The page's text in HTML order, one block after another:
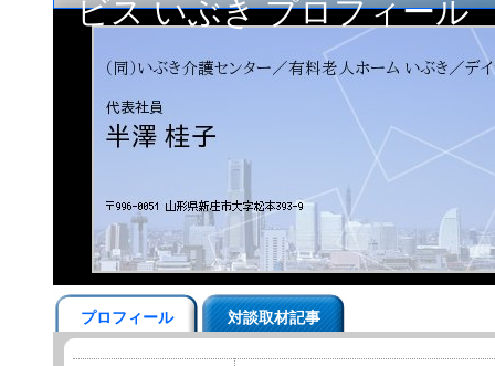
ビス いぶき プロフィール
プロフィール 対談取材記事